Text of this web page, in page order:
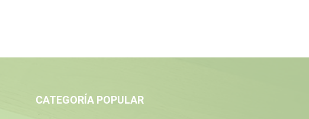
CATEGORÍA POPULAR